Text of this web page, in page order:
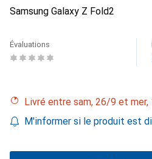
Samsung Galaxy Z Fold2
Évaluations
Livré entre sam, 26/9 et
M'informer si le produit est